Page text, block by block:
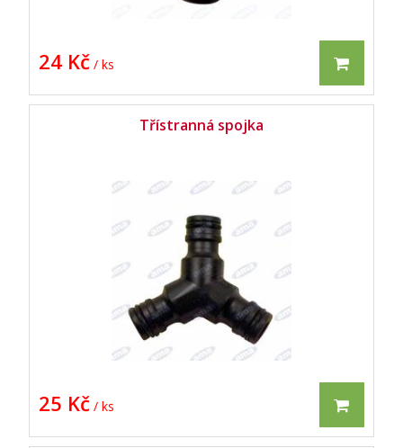
24 Kč / ks
Třístranná spojka
25 Kč / ks